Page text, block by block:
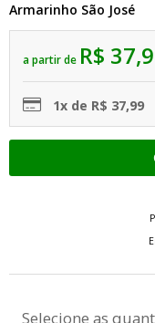
Armarinho São José
a partir de R$
1x de R$ 37,99
Selecione as